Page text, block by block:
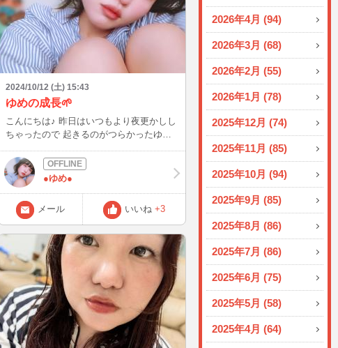
2026年4月 (94)
2026年3月 (68)
2026年2月 (55)
2026年1月 (78)
2025年12月 (74)
2025年11月 (85)
2025年10月 (94)
2025年9月 (85)
2025年8月 (86)
2025年7月 (86)
2025年6月 (75)
2025年5月 (58)
2025年4月 (64)
2024/10/12 (土) 15:43
ゆめの成長🌱
こんにちは♪ 昨日はいつもより夜更かしし
ちゃったので 起きるのがつらかったゆめ
ご飯を食べに行く予定なので待ち合わせ時
間までちょっと待機しようかなって思って
ますι(｀･-･´)/ このあと16時15分くらいか
らの予定だよ🌱 よかったら遊びにきて
ね〜！ またねっ♪
●ゆめ●
メール いいね +3